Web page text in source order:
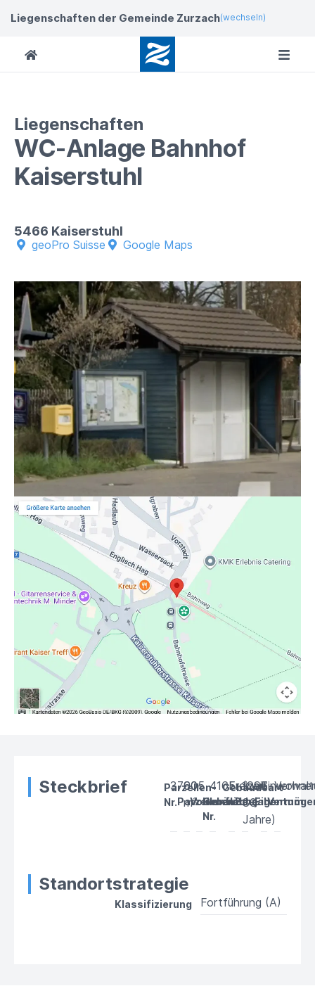
Liegenschaften der Gemeinde Zurzach(wechseln)
Liegenschaften
WC-Anlage Bahnhof
Kaiserstuhl
5466 Kaiserstuhl
geoPro Suisse Google Maps
Steckbrief
Parzellen-
Nr.
3790
Parzellenfläche
605
m²Volumen
–
Gebäude-
Nr.
4165Gebäudeart
Freizeit
Baujahr
1996
(ca.
30
Jahre)
Eigentum
Standortstrategie
Klassifizierung Fortführung (A)